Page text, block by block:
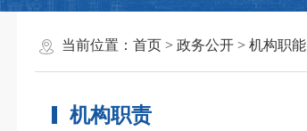
当前位置：首页 >政务公开 >机构职能
机构职责